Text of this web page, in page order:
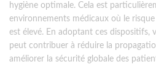
hygiène optimale. Cela est
environnements médicaux où le
est élevé. En adoptant ces dispositifs,
peut contribuer à réduire la
améliorer la sécurité globale des